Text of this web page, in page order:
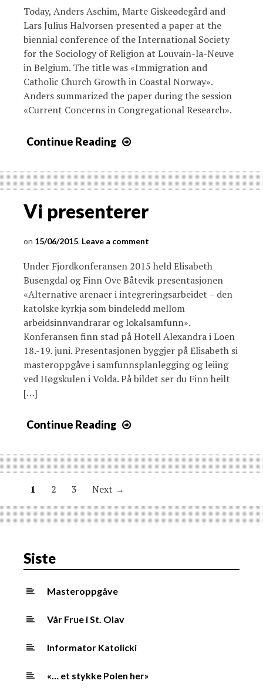
Today, Anders Aschim, Marte Giskeødegård and
Lars Julius Halvorsen presented a paper at the
biennial conference of the International Society
for the Sociology of Religion at Louvain-la-Neuve
in Belgium. The title was «Immigration and
Catholic Church Growth in Coastal Norway».
Anders summarized the paper during the session
«Current Concerns in Congregational Research».
Continue Reading
Vi presenterer
15/06/2015 Leave a comment
Under Fjordkonferansen 2015 held Elisabeth
Busengdal og Finn Ove Båtevik presentasjonen
«Alternative arenaer i integreringsarbeidet – den
katolske kyrkja som bindeledd mellom
arbeidsinnvandrarar og lokalsamfunn».
Konferansen finn stad på Hotell Alexandra i Loen
18.-19. juni. Presentasjonen byggjer på Elisabeth si
masteroppgåve i samfunnsplanlegging og leiing
ved Høgskulen i Volda. På bildet ser du Finn heilt
[…]
Continue Reading
s
n
a
v
g
t
o
1 2 3 Next →
Siste
Masteroppgåve
Vår Frue i St. Olav
Informator Katolicki
«… et stykke Polen her»